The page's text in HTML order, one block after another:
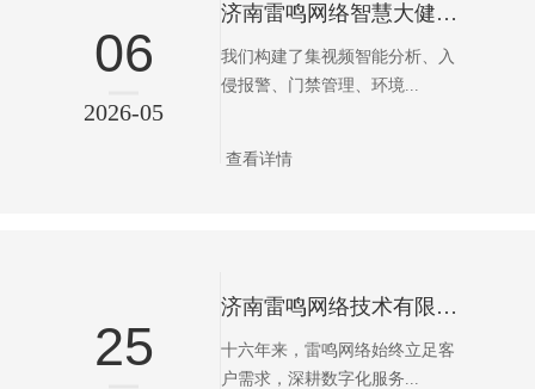
06
2026-05
济南雷鸣网络智慧大健康解决方案—— 智慧医院智慧后勤与供应链管理平台
我们构建了集视频智能分析、入
侵报警、门禁管理、环境...
查看详情
25
济南雷鸣网络技术有限公司---十六载深耕，以技术赋能，以服务致远。
十六年来，雷鸣网络始终立足客
户需求，深耕数字化服务...